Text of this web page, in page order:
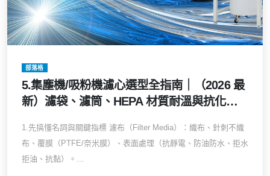
部落格
5.集塵機/吸粉機濾心選型全指南｜（2026 最
新）濾袋、濾筒、HEPA 材質耐溫與抗化學
題
1.先搞懂名詞與關鍵指標 濾布（Filter Media）：織布、針刺不織
布、覆膜（PTFE/奈米膜）、表面處理（抗靜電、防油防水、拒水
拒油、抗黏）。...